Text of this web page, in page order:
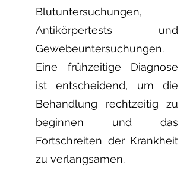
Blutuntersuchungen,
Antikörpertests und
Gewebeuntersuchungen.
Eine frühzeitige Diagnose
ist entscheidend, um die
Behandlung rechtzeitig zu
beginnen und das
Fortschreiten der Krankheit
zu verlangsamen.